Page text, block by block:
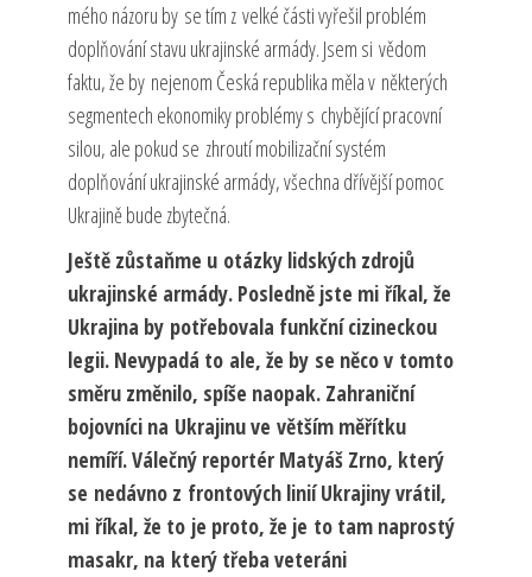
mého názoru by se tím z velké části vyřešil problém
doplňování stavu ukrajinské armády. Jsem si vědom
faktu, že by nejenom Česká republika měla v některých
segmentech ekonomiky problémy s chybějící pracovní
silou, ale pokud se zhroutí mobilizační systém
doplňování ukrajinské armády, všechna dřívější pomoc
Ukrajině bude zbytečná.
Ještě zůstaňme u otázky lidských zdrojů
ukrajinské armády. Posledně jste mi říkal, že
Ukrajina by potřebovala funkční cizineckou
legii. Nevypadá to ale, že by se něco v tomto
směru změnilo, spíše naopak. Zahraniční
bojovníci na Ukrajinu ve větším měřítku
nemíří. Válečný reportér Matyáš Zrno, který
se nedávno z frontových linií Ukrajiny vrátil,
mi říkal, že to je proto, že je to tam naprostý
masakr, na který třeba veteráni